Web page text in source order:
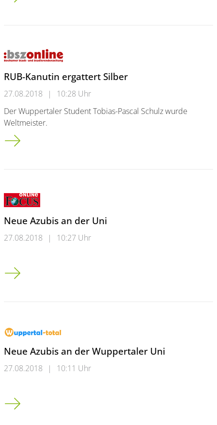
RUB-Kanutin ergattert Silber
27.08.2018 |
10:28 Uhr
Der Wuppertaler Student Tobias-Pascal Schulz wurde
Weltmeister.
RUB-Kanutin ergattert Silber
Neue Azubis an der Uni
27.08.2018 | 10:27 Uhr
Neue Azubis an der Uni
Neue Azubis an der Wuppertaler Uni
27.08.2018 | 10:11 Uhr
Neue Azubis an der Wuppertaler Uni